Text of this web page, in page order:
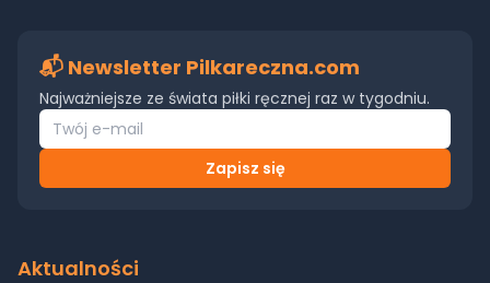
📬 Newsletter Pilkareczna.com
Najważniejsze ze świata piłki ręcznej raz w tygodniu.
Zapisz się
Aktualności